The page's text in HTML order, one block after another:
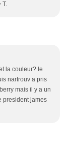
T.
la couleur? le
nartrouv a pris
mais il y a un
president james